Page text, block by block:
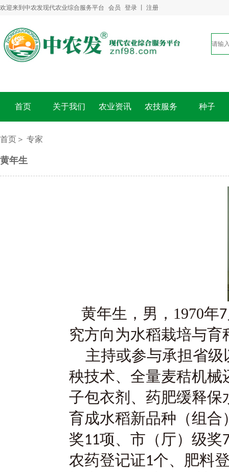
欢迎来到中农发现代农业综合服务平台 会员 登录 注册
首页 关于我们 农业资讯 农技服务 种子
首页＞ 专家
黄年生
黄年生，男， 1970年7
究方向为水稻栽培与育
主持或参与承担省级
秧技术、全量麦秸机
子包衣剂、药肥缓释
育成水稻新品种（组合
奖11项、市（厅）级奖
农药登记证1个、肥料